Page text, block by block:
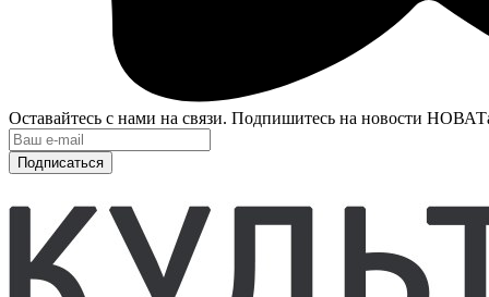
Оставайтесь с нами на связи. Подпишитесь на новости
Подписаться